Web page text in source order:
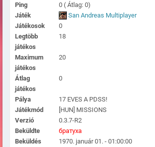
Ping
0 ( Átlag: 0)
Játék
San Andreas Multiplayer
Játékosok
0
Legtöbb
játékos
18
Maximum
játékos
20
Átlag
játékos
0
Pálya
17 EVES A PDSS!
Játékmód
[HUN] MISSIONS
Verzió
0.3.7-R2
Beküldte
братуха
Beküldés
1970. január 01. - 01:00:00